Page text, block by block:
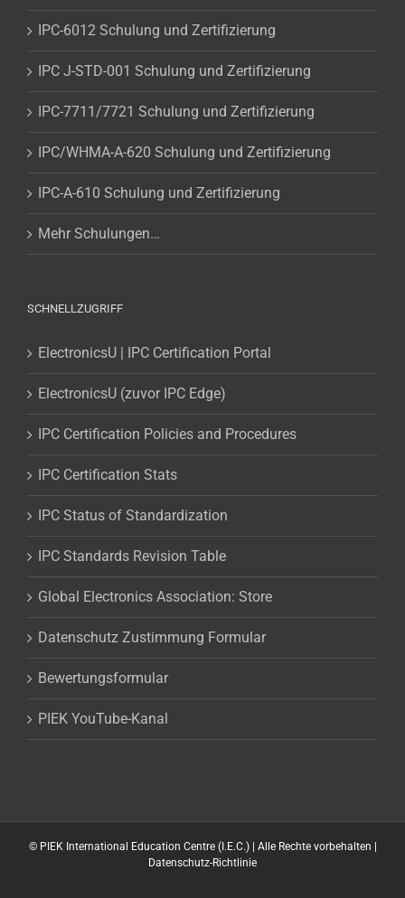
IPC-6012 Schulung und Zertifizierung
IPC J-STD-001 Schulung und Zertifizierung
IPC-7711/7721 Schulung und Zertifizierung
IPC/WHMA-A-620 Schulung und Zertifizierung
IPC-A-610 Schulung und Zertifizierung
Mehr Schulungen…
SCHNELLZUGRIFF
ElectronicsU | IPC Certification Portal
ElectronicsU (zuvor IPC Edge)
IPC Certification Policies and Procedures
IPC Certification Stats
IPC Status of Standardization
IPC Standards Revision Table
Global Electronics Association: Store
Datenschutz Zustimmung Formular
Bewertungsformular
PIEK YouTube-Kanal
©PIEK International Education Centre (I.E.C.) | Alle Rechte vorbehalten |
Datenschutz-Richtlinie